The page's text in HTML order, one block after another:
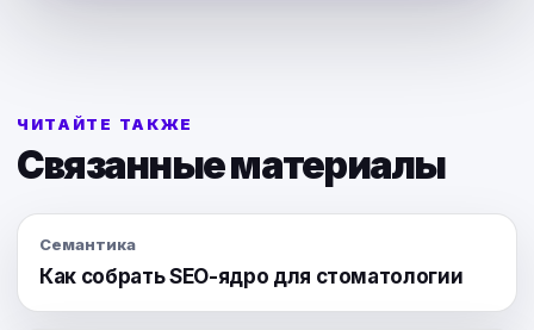
ЧИТАЙТЕ ТАКЖЕ
Связанные материалы
Семантика
Как собрать SEO-ядро для стоматологии